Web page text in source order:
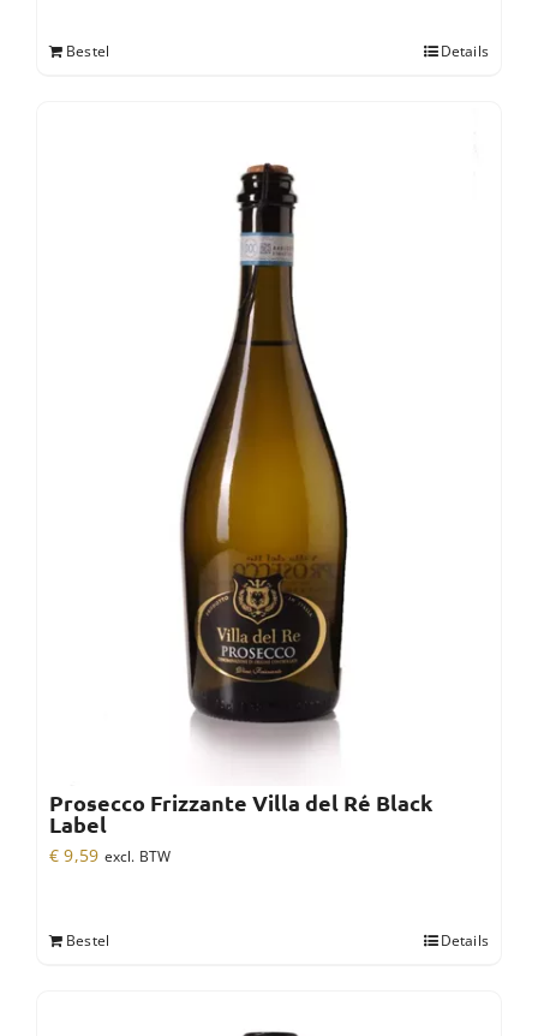
Bestel Details
Prosecco Frizzante Villa del Ré Black
Label
€ 9,59 excl. BTW
Bestel Details